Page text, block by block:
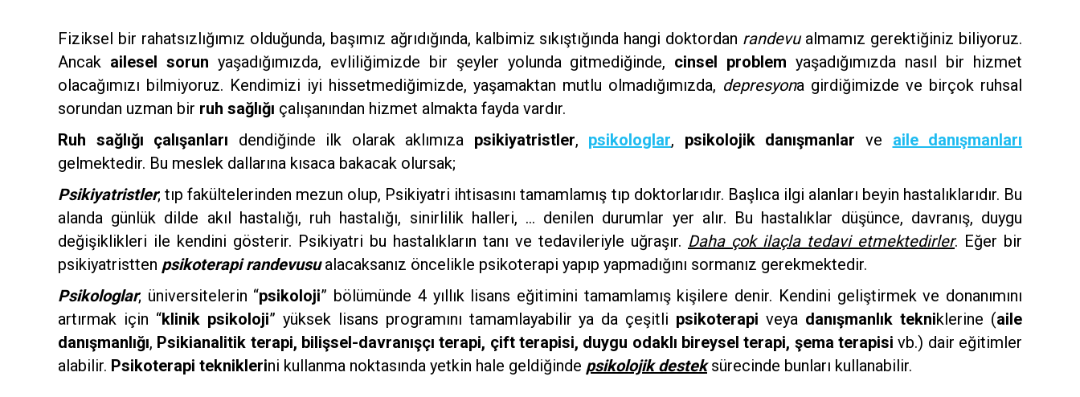
Fiziksel bir rahatsızlığımız olduğunda, başımız ağrıdığında, kalbimiz sıkıştığında hangi doktordan randevualmamız gerektiğiniz biliyoruz.
Ancak ailesel sorun yaşadığımızda, evliliğimizde bir şeyler yolunda gitmediğinde, cinsel problem yaşadığımızda nasıl bir hizmet
olacağımızı bilmiyoruz. Kendimizi iyi hissetmediğimizde, yaşamaktan mutlu olmadığımızda, depresyona girdiğimizde ve birçok ruhsal
sorundan uzman bir ruh sağlığı çalışanından hizmet almakta fayda vardır.
Ruh sağlığı çalışanları dendiğinde ilk olarak aklımıza psikiyatristler, psikologlar, psikolojik danışmanlar ve aile danışmanları
gelmektedir. Bu meslek dallarına kısaca bakacak olursak;
Psikiyatristler; tıp fakültelerinden mezun olup, Psikiyatri ihtisasını tamamlamış tıp doktorlarıdır. Başlıca ilgi alanları beyin hastalıklarıdır. Bu
alanda günlük dilde akıl hastalığı, ruh hastalığı, sinirlilik halleri, … denilen durumlar yer alır. Bu hastalıklar düşünce, davranış, duygu
değişiklikleri ile kendini gösterir. Psikiyatri bu hastalıkların tanı ve tedavileriyle uğraşır. Daha çok ilaçla tedavi etmektedirler. Eğer bir
psikiyatristten psikoterapi randevusualacaksanız öncelikle psikoterapi yapıp yapmadığını sormanız gerekmektedir.
Psikologlar; üniversitelerin “psikoloji” bölümünde 4 yıllık lisans eğitimini tamamlamış kişilere denir. Kendini geliştirmek ve donanımını
artırmak için “klinik psikoloji” yüksek lisans programını tamamlayabilir ya da çeşitli psikoterapi veya danışmanlık tekniklerine (aile
danışmanlığı, Psikianalitik terapi, bilişsel-davranışçı terapi, çift terapisi, duygu odaklı bireysel terapi, şema terapisi vb.) dair eğitimler
alabilir. Psikoterapi tekniklerini kullanma noktasında yetkin hale geldiğinde psikolojik desteksürecinde bunları kullanabilir.